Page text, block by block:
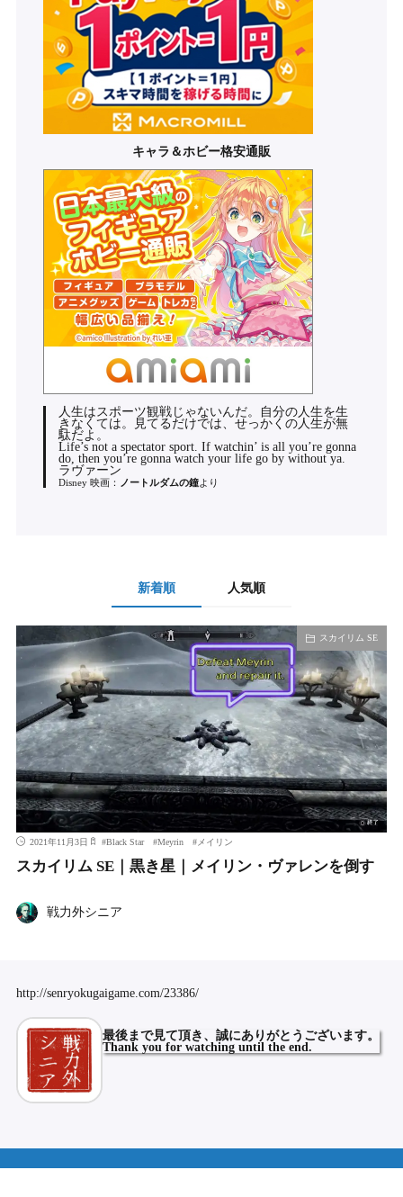
キャラ＆ホビー格安通販
人生はスポーツ観戦じゃないんだ。自分の人生を生
きなくては。見てるだけでは、せっかくの人生が無
駄だよ。
Life’s not a spectator sport. If watchin’ is all you’re gonna
do, then you’re gonna watch your life go by without ya.
ラヴァーン
Disney 映画： ノートルダムの鐘より
新着順 人気順
スカイリム SE
2021年11月3日 #Black Star #Meyrin #メイリン
スカイリム SE｜黒き星｜メイリン・ヴァレンを倒す
戦力外シニア
http://senryokugaigame.com/23386/
最後まで見て頂き、誠にありがとうございます。
Thank you for watching until the end.